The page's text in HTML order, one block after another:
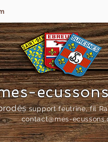
support feutrine, fil
contact@mes-